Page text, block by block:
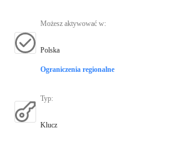
Możesz aktywować w:
Polska
Ograniczenia regionalne
Typ:
Klucz